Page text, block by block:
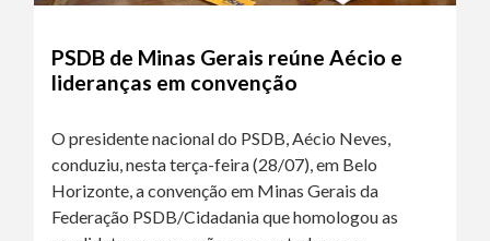
PSDB de Minas Gerais reúne Aécio e
lideranças em convenção
O presidente nacional do PSDB, Aécio Neves,
conduziu, nesta terça-feira (28/07), em Belo
Horizonte, a convenção em Minas Gerais da
Federação PSDB/Cidadania que homologou as